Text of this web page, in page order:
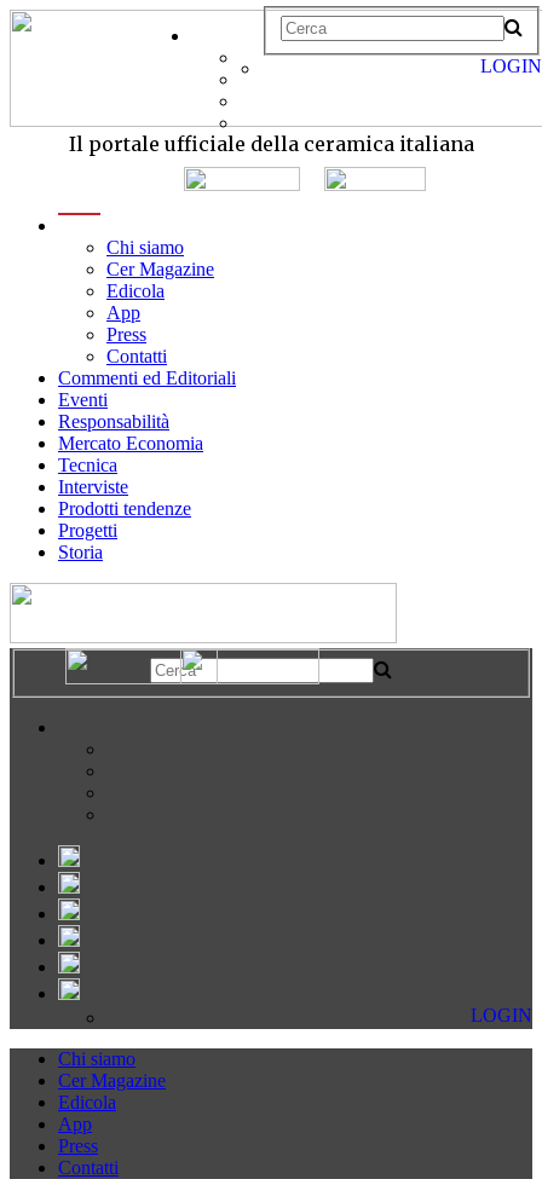
Il portale ufficiale della ceramica italiana
Chi siamo
Cer Magazine
Edicola
App
Press
Contatti
Commenti ed Editoriali
Eventi
Responsabilità
Mercato Economia
Tecnica
Interviste
Prodotti tendenze
Progetti
Storia
LOGIN
LOGIN
Chi siamo
Cer Magazine
Edicola
App
Press
Contatti